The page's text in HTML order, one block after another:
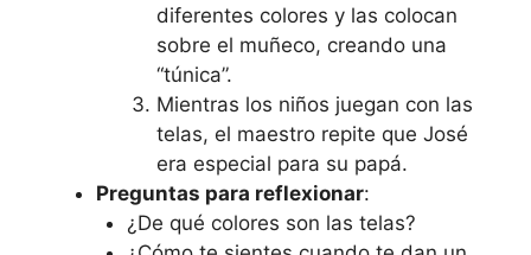
diferentes colores y las colocan
sobre el muñeco, creando una
“túnica”.
Mientras los niños juegan con las
telas, el maestro repite que José
era especial para su papá.
Preguntas para reflexionar:
¿De qué colores son las telas?